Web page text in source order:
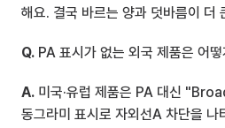
해요. 결국 바르는 양과 덧바름이 더
Q. PA 표시가 없는 외국 제품은 어
A. 미국·유럽 제품은 PA 대신
동그라미 표시로 자외선A 차단을 나